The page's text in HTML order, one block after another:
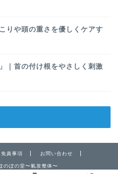
りや頭の重さを優しくケアす
｜首の付け根をやさしく刺激
責事項 お問い合わせ
ぼの堂〜氣攻整体〜